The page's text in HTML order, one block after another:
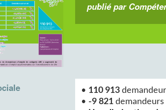
publié par
• 110 913
• -9 821 demandeurs